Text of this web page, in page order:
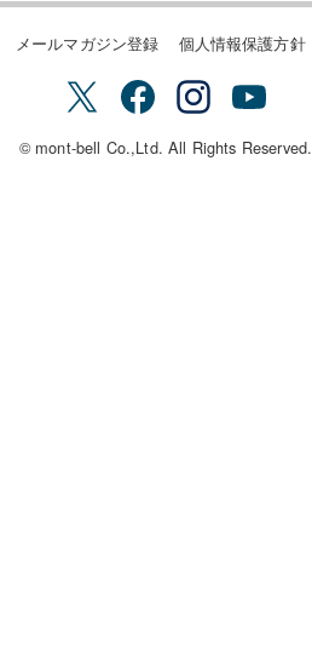
メールマガジン登録 個人情報保護方針
© mont-bell Co.,Ltd. All Rights Reserved.